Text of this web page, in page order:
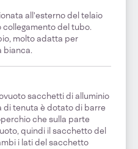
all'esterno del telaio
collegamento del tubo.
molto adatta per
bianca.
sacchetti di alluminio
di tenuta è dotato di barre
che sulla parte
quindi il sacchetto del
i lati del sacchetto